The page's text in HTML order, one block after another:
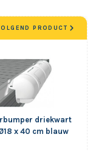
driekwart
x 40 cm blauw
PRODUCT